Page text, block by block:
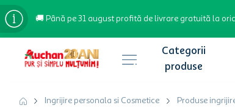
🚚 Până pe 31 august profită de livrare gratuită la
Ingrijire personala si Cosmetice Produse